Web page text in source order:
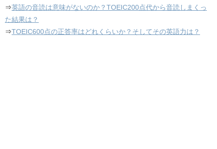
⇒英語の音読は意味がないのか？TOEIC200点代から音読しまくっ
た結果は？
⇒TOEIC600点の正答率はどれくらいか？そしてその英語力は？